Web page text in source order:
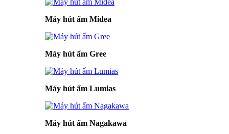
Máy hút ẩm Midea
Máy hút ẩm Gree
Máy hút ẩm Lumias
Máy hút ẩm Nagakawa